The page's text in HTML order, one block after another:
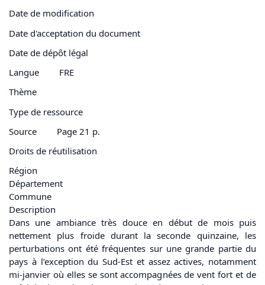
Date de modification
Date d'acceptation du document
Date de dépôt légal
Langue
FRE
Thème
Type de ressource
Source
Page 21 p.
Droits de réutilisation
Région
Département
Commune
Description
Dans une ambiance très douce en début de mois puis
nettement plus froide durant la seconde quinzaine, les
perturbations ont été fréquentes sur une grande partie du
pays à l’exception du Sud-Est et assez actives, notamment
mi-janvier où elles se sont accompagnées de vent fort et de